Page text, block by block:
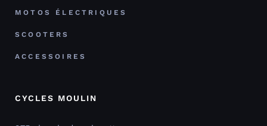
MOTOS ÉLECTRIQUES
SCOOTERS
ACCESSOIRES
CYCLES MOULIN